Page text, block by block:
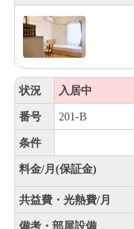
状況 入居中
番号 201-B
条件
料金/月(保証金)
共益費・光熱費/月
備考・部屋設備